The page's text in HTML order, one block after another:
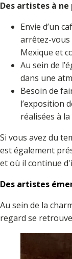
Des artistes à
Envie d’un
arrêtez-vous
Mexique et
Au sein de
dans une
Besoin de
l’exposition
réalisées à
Si vous avez du
est également
et où il continue
Des artistes
Au sein de la
regard se